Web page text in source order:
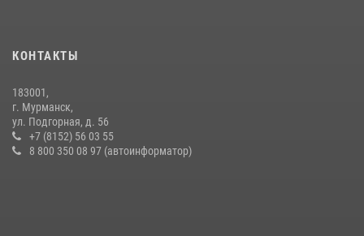
В Мурманске росгвардейцы задержали женщину, пытавшуюся
похитить одежду из гипермаркета
08 июля 2026, 08:03
КОНТАКТЫ
183001,
г. Мурманск,
ул. Подгорная, д. 56
+7 (8152) 56 03 55
8 800 350 08 97 (автоинформатор)